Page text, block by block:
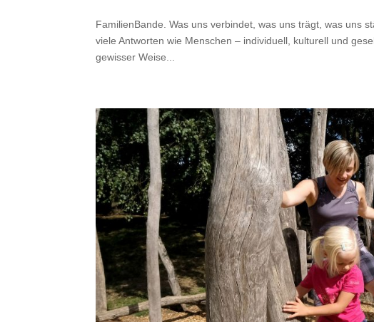
FamilienBande. Was uns verbindet, was uns trägt, was uns
viele Antworten wie Menschen – individuell, kulturell und
gewisser Weise...